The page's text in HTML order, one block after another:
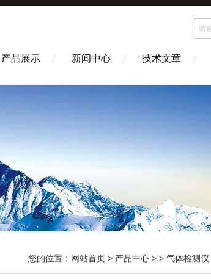
产品展示 新闻中心 技术文章
您的位置： 网站首页 > 产品中心 > > 气体检测仪